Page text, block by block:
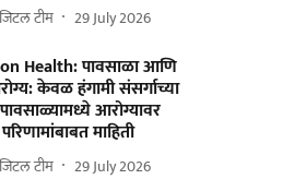
टीम 29 July 2026
Health: पावसाळा आणि
केवळ हंगामी संसर्गाच्या
आरोग्यावर
माहिती
टीम 29 July 2026